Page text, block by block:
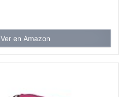
Ver en Amazon